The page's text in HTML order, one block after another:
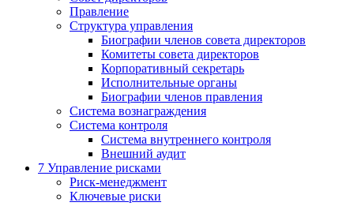
Правление
Структура управления
Биографии членов совета директоров
Комитеты совета директоров
Корпоративный секретарь
Исполнительные органы
Биографии членов правления
Система вознаграждения
Система контроля
Система внутреннего контроля
Внешний аудит
7 Управление рисками
Риск-менеджмент
Ключевые риски